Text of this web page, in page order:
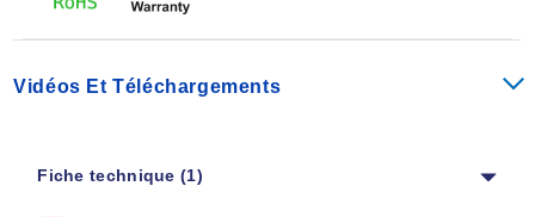
Vidéos Et Téléchargements
Fiche technique (1)